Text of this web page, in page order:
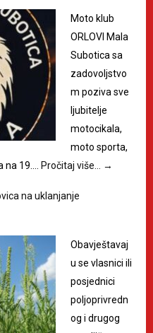
Moto klub
ORLOVI Mala
Subotica sa
zadovoljstvo
m poziva sve
ljubitelje
motocikala,
moto sporta,
na 19.… Pročitaj više… →
na uklanjanje
Obavještavaj
u se vlasnici ili
posjednici
poljoprivredn
og i drugog